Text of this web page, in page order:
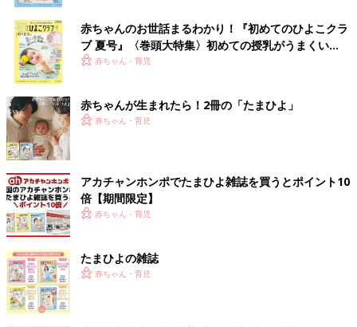
赤ちゃんのお世話まるわかり！『初めてのひよこクラ
ブ 夏号』〈巻頭大特集〉初めての授乳がうまくい
く！ おっぱい・ミルクの基本と夏のトラブル 解決テ
赤ちゃん・育児
赤ちゃんが生まれたら！2冊の「たまひよ」
赤ちゃん・育児
アカチャンホンポでたまひよ雑誌を買うとポイント10
倍【期間限定】
赤ちゃん・育児
たまひよの雑誌
赤ちゃん・育児